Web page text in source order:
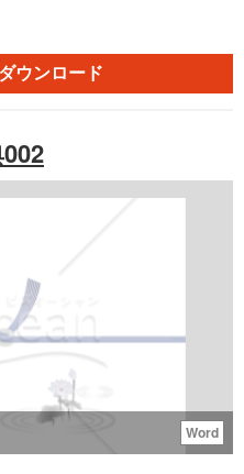
けてあります。word
の三枚構成なってい
記す欄を設けた職務
りないときのため
書。三枚目は添え状
ます。必要に応じて
ウンロード
Word